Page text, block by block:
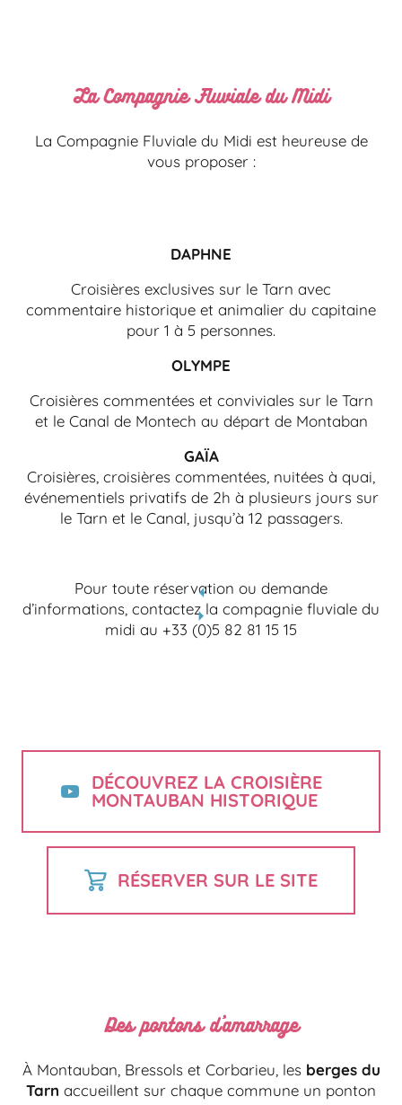
La Compagnie Fluviale du Midi
La Compagnie Fluviale du Midi est heureuse de
vous proposer :
DAPHNE
Croisières exclusives sur le Tarn avec
commentaire historique et animalier du capitaine
pour 1 à 5 personnes.
OLYMPE
Croisières commentées et conviviales sur le Tarn
et le Canal de Montech au départ de Montaban
GAÏA
Croisières, croisières commentées, nuitées à quai,
événementiels privatifs de 2h à plusieurs jours sur
le Tarn et le Canal, jusqu’à 12 passagers.
Pour toute réservation ou demande
d’informations, contactez la compagnie fluviale du
midi au +33 (0)5 82 81 15 15
DÉCOUVREZ LA CROISIÈRE
MONTAUBAN HISTORIQUE
RÉSERVER SUR LE SITE
Des pontons d'amarrage
À Montauban, Bressols et Corbarieu, les berges du
Tarn accueillent sur chaque commune un ponton